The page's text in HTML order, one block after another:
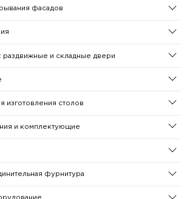
фасадов
и складные двери
изготовления столов
и комплектующие
фурнитура